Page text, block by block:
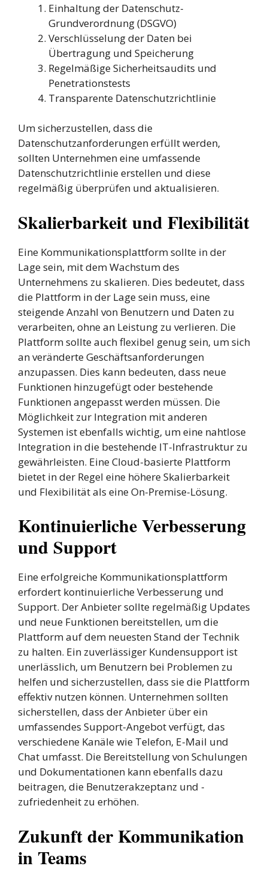
Einhaltung der Datenschutz-
Grundverordnung (DSGVO)
Verschlüsselung der Daten bei
Übertragung und Speicherung
Regelmäßige Sicherheitsaudits und
Penetrationstests
Transparente Datenschutzrichtlinie
Um sicherzustellen, dass die
Datenschutzanforderungen erfüllt werden,
sollten Unternehmen eine umfassende
Datenschutzrichtlinie erstellen und diese
regelmäßig überprüfen und aktualisieren.
Skalierbarkeit und Flexibilität
Eine Kommunikationsplattform sollte in der
Lage sein, mit dem Wachstum des
Unternehmens zu skalieren. Dies bedeutet, dass
die Plattform in der Lage sein muss, eine
steigende Anzahl von Benutzern und Daten zu
verarbeiten, ohne an Leistung zu verlieren. Die
Plattform sollte auch flexibel genug sein, um sich
an veränderte Geschäftsanforderungen
anzupassen. Dies kann bedeuten, dass neue
Funktionen hinzugefügt oder bestehende
Funktionen angepasst werden müssen. Die
Möglichkeit zur Integration mit anderen
Systemen ist ebenfalls wichtig, um eine nahtlose
Integration in die bestehende IT-Infrastruktur zu
gewährleisten. Eine Cloud-basierte Plattform
bietet in der Regel eine höhere Skalierbarkeit
und Flexibilität als eine On-Premise-Lösung.
Kontinuierliche Verbesserung
und Support
Eine erfolgreiche Kommunikationsplattform
erfordert kontinuierliche Verbesserung und
Support. Der Anbieter sollte regelmäßig Updates
und neue Funktionen bereitstellen, um die
Plattform auf dem neuesten Stand der Technik
zu halten. Ein zuverlässiger Kundensupport ist
unerlässlich, um Benutzern bei Problemen zu
helfen und sicherzustellen, dass sie die Plattform
effektiv nutzen können. Unternehmen sollten
sicherstellen, dass der Anbieter über ein
umfassendes Support-Angebot verfügt, das
verschiedene Kanäle wie Telefon, E-Mail und
Chat umfasst. Die Bereitstellung von Schulungen
und Dokumentationen kann ebenfalls dazu
beitragen, die Benutzerakzeptanz und -
zufriedenheit zu erhöhen.
Zukunft der Kommunikation
in Teams